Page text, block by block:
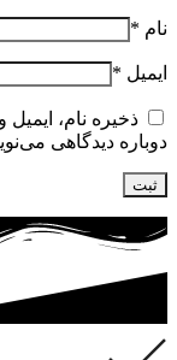
نام *
ایمیل *
ذخیره نام،
دوباره دیدگاهی